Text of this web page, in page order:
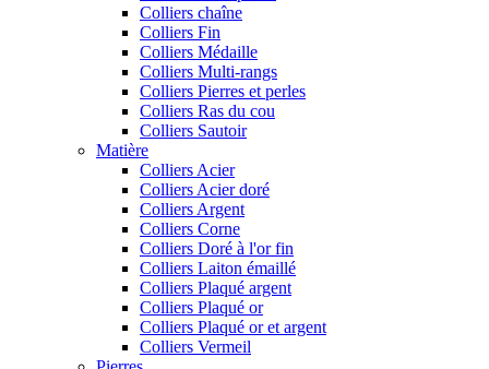
Colliers chaîne
Colliers Fin
Colliers Médaille
Colliers Multi-rangs
Colliers Pierres et perles
Colliers Ras du cou
Colliers Sautoir
Matière
Colliers Acier
Colliers Acier doré
Colliers Argent
Colliers Corne
Colliers Doré à l'or fin
Colliers Laiton émaillé
Colliers Plaqué argent
Colliers Plaqué or
Colliers Plaqué or et argent
Colliers Vermeil